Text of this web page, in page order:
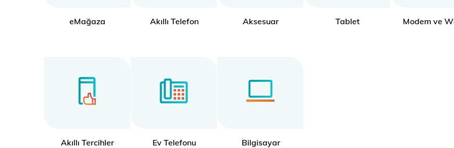
eMağaza Akıllı Telefon Aksesuar Tablet Modem ve
Akıllı Tercihler Ev Telefonu Bilgisayar